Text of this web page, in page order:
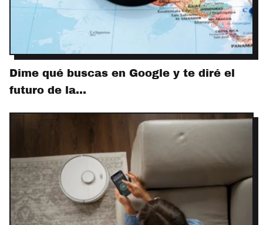
Dime qué buscas en Google y te diré el
futuro de la…